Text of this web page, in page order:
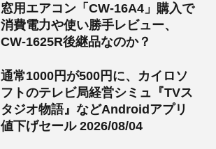
窓用エアコン「CW-16A4」購入で
消費電力や使い勝手レビュー、
CW-1625R後継品なのか？
通常1000円が500円に、カイロソ
フトのテレビ局経営シミュ『TVス
タジオ物語』などAndroidアプリ
値下げセール 2026/08/04